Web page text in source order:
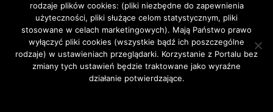
BIELIZNA MĘSKA
rodzaje plików cookies: (pliki niezbędne do zapewnienia
użyteczności, pliki służące celom statystycznym, pliki
stosowane w celach marketingowych). Mają Państwo prawo
wyłączyć pliki cookies (wszystkie bądź ich poszczególne
rodzaje) w ustawieniach przeglądarki. Korzystanie z Portalu bez
zmiany tych ustawień będzie traktowane jako wyraźne
działanie potwierdzające.